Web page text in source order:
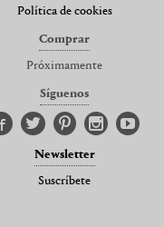
Política de cookies
Comprar
Próximamente
Síguenos
Newsletter
Suscríbete